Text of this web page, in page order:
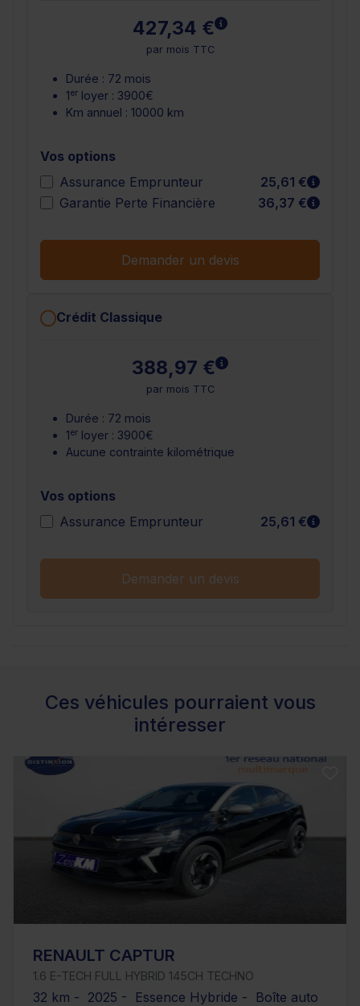
427,34 € En savoir plus
par mois TTC
Durée : 72 mois
1er loyer : 3900€
Km annuel : 10000 km
Vos options
Assurance Emprunteur
25,61 €
En
Garantie Perte Financière
36,37 € En
Demander un devis
Crédit Classique
388,97 € En savoir plus
par mois TTC
Durée : 72 mois
1er loyer : 3900€
Aucune contrainte kilométrique
Vos options
Assurance Emprunteur
25,61 € En
Demander un devis
Ces véhicules pourraient vous
intéresser
RENAULT CAPTUR
1.6 E-TECH FULL HYBRID 145CH TECHNO
32 km - 2025 - Essence Hybride - Boîte auto